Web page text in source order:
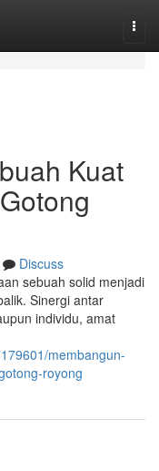
Kuat
Discuss
sebuah solid menjadi
Sinergi antar
individu, amat
membangun-
royong